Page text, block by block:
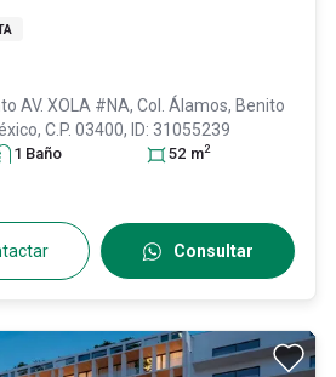
AV. XOLA #NA, Col. Álamos, Benito
, C.P. 03400, ID: 31055239
1 Baño 52 m2
Consultar